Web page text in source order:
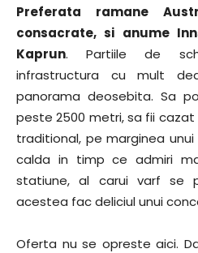
Preferata ramane
consacrate, si anume
Kaprun. Partiile de
infrastructura cu mult
panorama deosebita. Sa
peste 2500 metri, sa fii
traditional, pe marginea
calda in timp ce admiri
statiune, al carui varf se
acestea fac deliciul unui
Oferta nu se opreste aici.